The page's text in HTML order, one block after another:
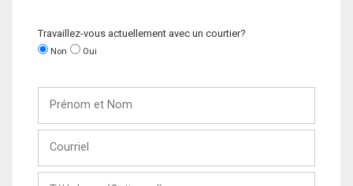
Travaillez-vous actuellement avec un courtier?
Non Oui
Nom